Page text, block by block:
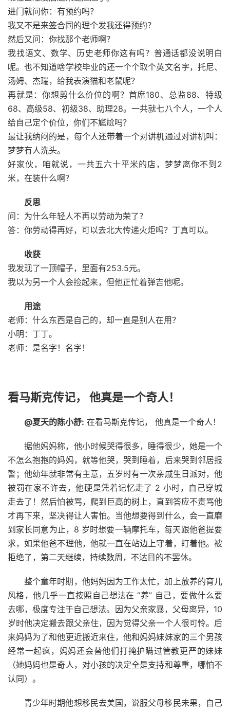
进门就问你：有预约吗？
我又不是来签合同的理个发我还得预约？
然后又问：你找那个老师啊？
我找语文、数学、历史老师你这有吗？普通话都没说明白
呢。也不知道啥学校毕业的还一个个取个英文名字，托尼、
汤姆、杰瑞，给我表演猫和老鼠呢？
再就是：你想剪什么价位的啊？首席180、总监88、特级
68、高级58、初级38、助理28。一共就七八个人，一个人
给自己定个价位，你们不尴尬吗？
最让我纳闷的是，每个人还带着一个对讲机通过对讲机叫：
梦梦有人洗头。
好家伙，咱就说，一共五六十平米的店，梦梦离你不到2
米，在装什么啊？
反思
问：为什么年轻人不再以劳动为荣了？
答：你劳动得再好，可以去北大传递火炬吗？丁真可以。
收获
我发现了一顶帽子，里面有253.5元。
我以为另一个人会捡起来，但他正忙着弹吉他呢。
用途
老师：什么东西是自己的，却一直是别人在用？
小明：丁丁。
老师：是名字！名字！
看马斯克传记， 他真是一个奇人！
@夏天的陈小舒: 在看马斯克传记， 他真是一个奇人！
据他妈妈称，他小时候哭得很多，睡得很少，她是一个
不怎么抱抱的妈妈，就等他哭，哭到睡着，后来哭到邻居报
警；他幼年就非常有主意，五岁时有一次亲戚生日派对，他
被罚在家不许去，他硬是凭着记忆走了 2 小时，自己穿城
走去了！然后怕被骂，爬到巨高的树上，直到答应不责骂他
才再下来，坚决得让人害怕。当他想要得到什么，会一直磨
到家长同意为止，8 岁时想要一辆摩托车，每天跟他爸提要
求，如果他爸不理他，他就一直在站边上守着，盯着他。被
拒绝了，第二天继续，持续数周，不达目的不罢休。
整个童年时期，他妈妈因为工作太忙，加上放养的育儿
风格，他几乎一直按照自己想法在 “养” 自己，要做什么要
去哪，极度专注于自己想法。因为父亲家暴，父母离异，10
岁时他决定搬去跟父亲住，因为觉得父亲一个人很可怜。后
来妈妈为了和他更近搬近来住，他和妈妈妹妹家的三个男孩
经常一起疯，妈妈还会替他们打掩护瞒过管教更严的妹妹
（她妈妈也是奇人，对小孩的决定全是支持和尊重，哪怕不
认同）。
青少年时期他想移民去美国，说服父母移民未果，自己